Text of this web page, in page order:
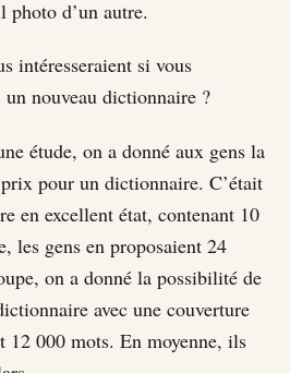
photo d’un autre.
intéresseraient si vous
nouveau dictionnaire ?
étude, on a donné aux gens la
pour un dictionnaire. C’était
en excellent état, contenant 10
les gens en proposaient 24
on a donné la possibilité de
avec une couverture
12 000 mots. En moyenne, ils